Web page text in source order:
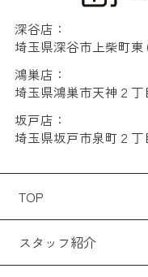
深谷店：
埼玉県深谷市上柴町東
鴻巣店：
埼玉県鴻巣市天神２丁
坂戸店：
埼玉県坂戸市泉町２丁
TOP
スタッフ紹介